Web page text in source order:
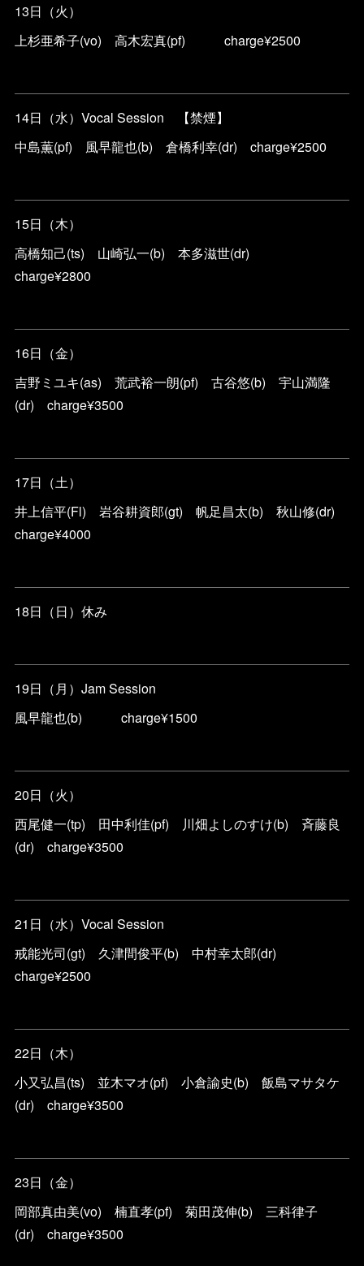
13日（火）
上杉亜希子(vo) 高木宏真(pf) charge¥2500
14日（水）Vocal Session 【禁煙】
中島薫(pf) 風早龍也(b) 倉橋利幸(dr) charge¥2500
15日（木）
高橋知己(ts) 山崎弘一(b) 本多滋世(dr)
charge¥2800
16日（金）
吉野ミユキ(as) 荒武裕一朗(pf) 古谷悠(b) 宇山満隆
(dr) charge¥3500
17日（土）
井上信平(Fl) 岩谷耕資郎(gt) 帆足昌太(b) 秋山修(dr)
charge¥4000
18日（日）休み
19日（月）Jam Session
風早龍也(b) charge¥1500
20日（火）
西尾健一(tp) 田中利佳(pf) 川畑よしのすけ(b) 斉藤良
(dr) charge¥3500
21日（水）Vocal Session
戒能光司(gt) 久津間俊平(b) 中村幸太郎(dr)
charge¥2500
22日（木）
小又弘昌(ts) 並木マオ(pf) 小倉諭史(b) 飯島マサタケ
(dr) charge¥3500
23日（金）
岡部真由美(vo) 楠直孝(pf) 菊田茂伸(b) 三科律子
(dr) charge¥3500